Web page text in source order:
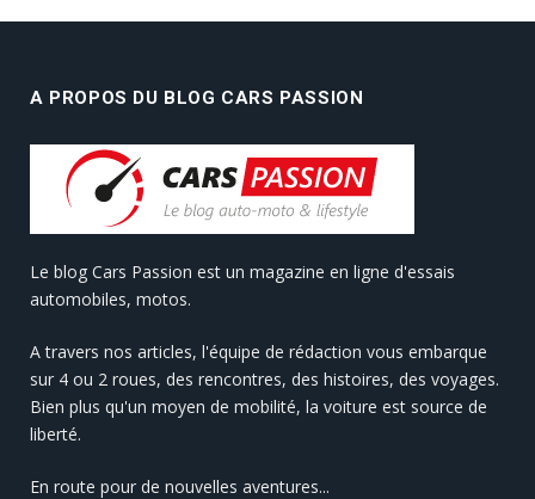
A PROPOS DU BLOG CARS PASSION
Le blog Cars Passion est un magazine en ligne d'essais
automobiles, motos.
A travers nos articles, l'équipe de rédaction vous embarque
sur 4 ou 2 roues, des rencontres, des histoires, des voyages.
Bien plus qu'un moyen de mobilité, la voiture est source de
liberté.
En route pour de nouvelles aventures...